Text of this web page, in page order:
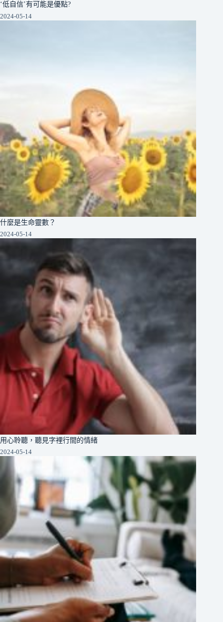
‘低自信’有可能是優點?
2024-05-14
什麼是生命靈數？
2024-05-14
用心聆聽，聽見字裡行間的情緒
2024-05-14